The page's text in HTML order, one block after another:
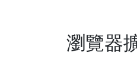
瀏覽器